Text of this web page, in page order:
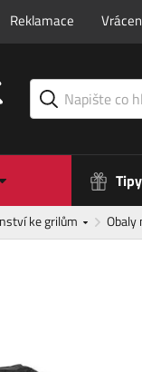
Reklamace
ke grilům Obaly